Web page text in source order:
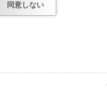
安全確認がとれ、正式に契約を結んだ
出はあくまで任意のものですが、情
会社日能研・株式会社日能研関東・
同意しない